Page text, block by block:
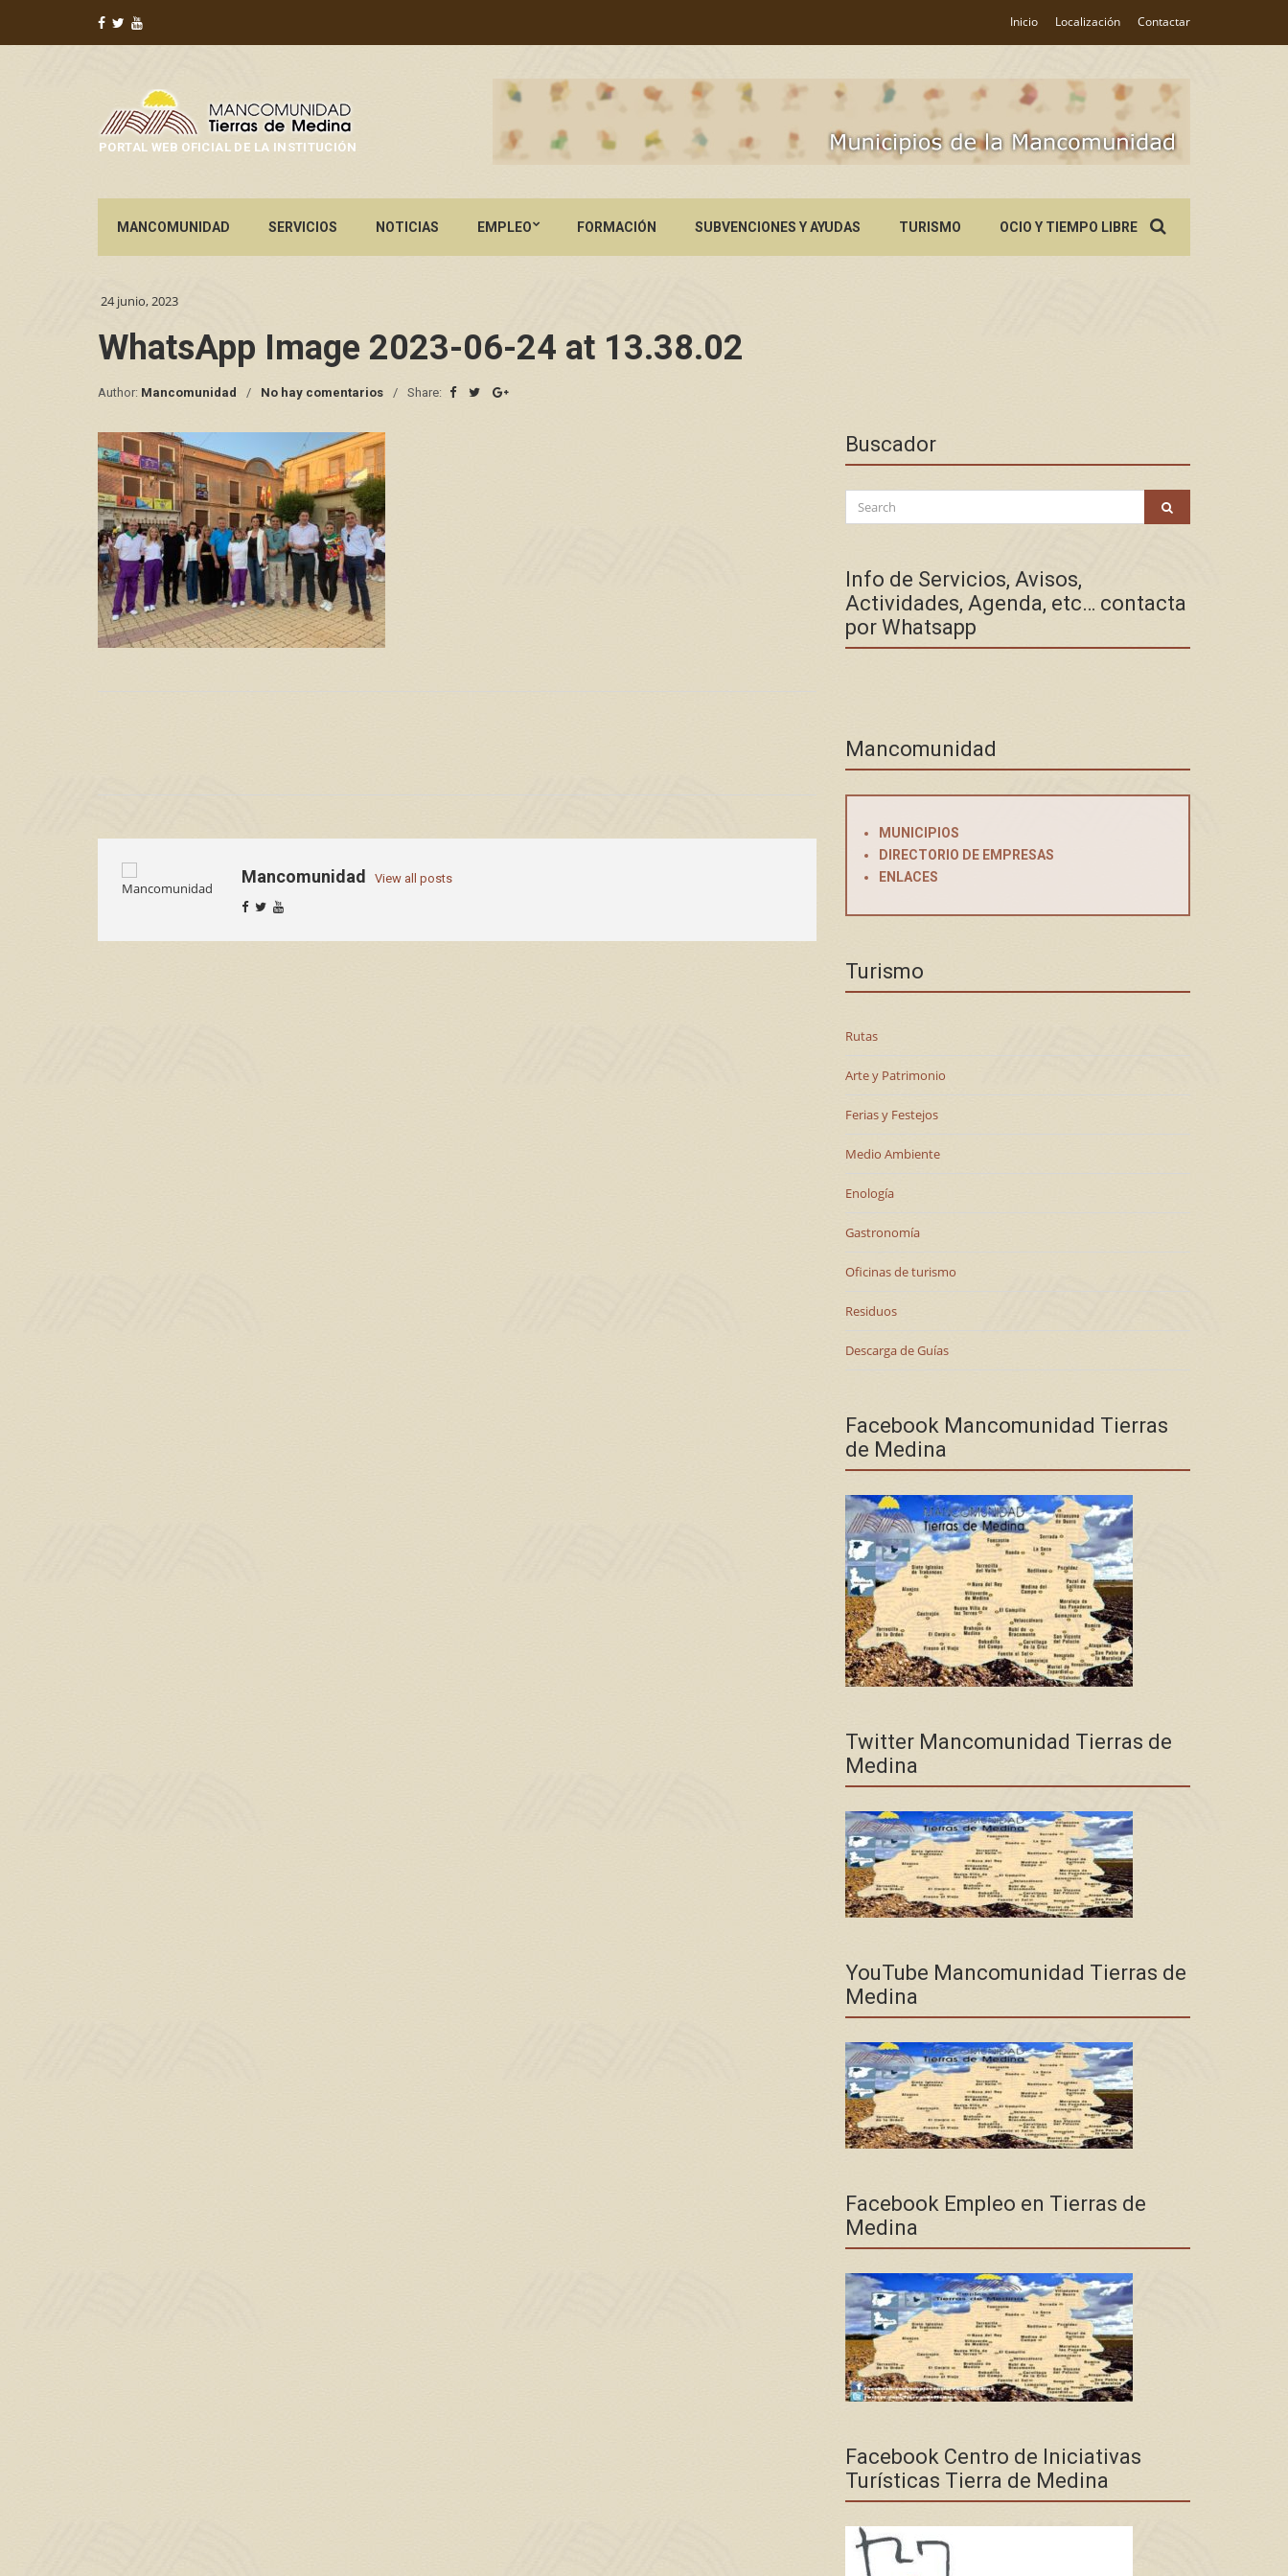
Inicio Localización Contactar
PORTAL WEB OFICIAL DE LA INSTITUCIÓN
MANCOMUNIDAD SERVICIOS NOTICIAS EMPLEO FORMACIÓN SUBVENCIONES Y AYUDAS TURISMO OCIO Y TIEMPO LIBREfor:
24 junio, 2023
WhatsApp Image 2023-06-24 at 13.38.02
Author: Mancomunidad No hay comentarios Share:
Mancomunidad View all posts
Buscador
Search
for:
Info de Servicios, Avisos,
Actividades, Agenda, etc… contacta
por Whatsapp
Mancomunidad
MUNICIPIOS
DIRECTORIO DE EMPRESAS
ENLACES
Turismo
Rutas
Arte y Patrimonio
Ferias y Festejos
Medio Ambiente
Enología
Gastronomía
Oficinas de turismo
Residuos
Descarga de Guías
Facebook Mancomunidad Tierras
de Medina
Twitter Mancomunidad Tierras de
Medina
YouTube Mancomunidad Tierras de
Medina
Facebook Empleo en Tierras de
Medina
Facebook Centro de Iniciativas
Turísticas Tierra de Medina